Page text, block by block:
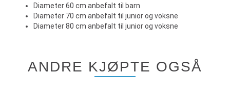
Diameter 60 cm anbefalt til barn
Diameter 70 cm anbefalt til junior og voksne
Diameter 80 cm anbefalt til junior og voksne
ANDRE KJØPTE OGSÅ